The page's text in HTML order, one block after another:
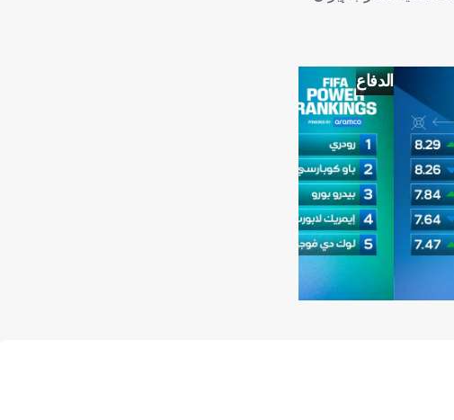
الدفاع